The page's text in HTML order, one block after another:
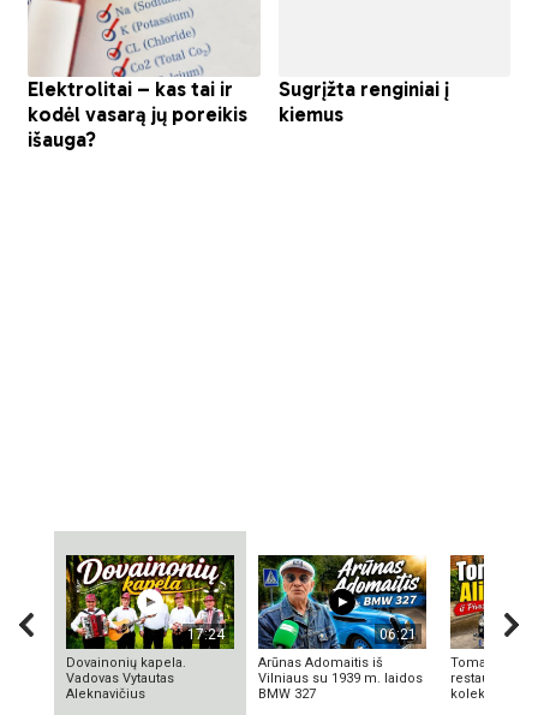
17:24
Dovainonių kapela.
Vadovas Vytautas
Aleknavičius
06:21
Arūnas Adomaitis iš
Vilniaus su 1939 m. laidos
BMW 327
Tomas